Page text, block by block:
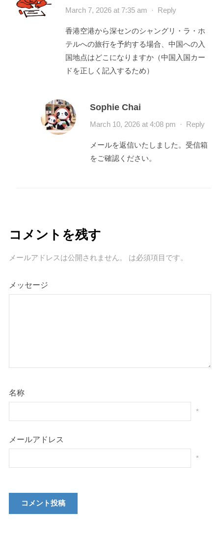
March 7, 2026 at 7:35 am · Reply
香港空港から深センのシャングリ・ラ・ホ
テルへの旅行を予約する場合、中国への入
国地点はどこになりますか（中国入国カー
ドを正しく記入するため）
Sophie Chai
March 10, 2026 at 4:08 pm · Reply
メールを返信いたしました。受信箱
をご確認ください。
コメントを残す
メールアドレスは公開されません。 は必須項目です。
メッセージ
名称
*
メールアドレス
*